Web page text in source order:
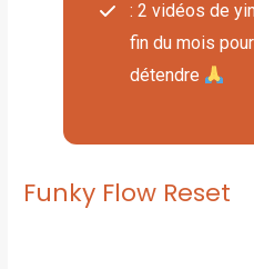
: 2 vidéos de
fin du mois
détendre
Funky Flow Reset